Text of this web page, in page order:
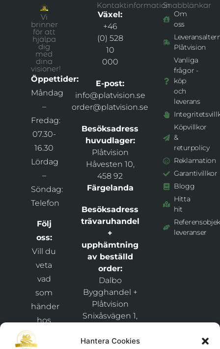
Hantera Cookies
Vi
brinner
för att
hjälpa
dig
med
dina
visioner!
Öppettider:
Måndag
–
Fredag:
07.30-
16.30
Lördag
–
Söndag:
Telefon
Följ
oss:
Vill du
veta
vad
som
händer
hos
Kontaktinformation
Växel:
+46
(0) 528
10
000
E-post:
info@platvision.se
order@platvision.se
Besöksadress
huvudlager:
Plåtvision
Håvesten 10,
458 92
Färgelanda
Besöksadress
trävaruhandel
+
upphämtning
av beställd
order:
Dalbo
Bygghandel +
Plåtvision
Snixåsvägen 1,
Frändefors
Snabblänkar
Om
oss
Plåtvision
Vanliga
frågor -
köp
och
leverans
Köpvillkor
&
returpolicy
Reklamation
Garantivillkor
Blogg
Hitta
hit
leveranser